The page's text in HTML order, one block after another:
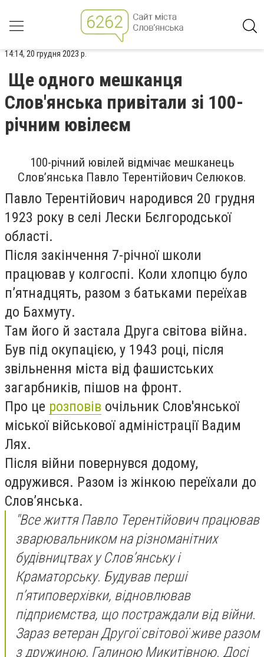
14:14, 20 грудня 2023 р.
Ще одного мешканця
Слов'янська привітали зі 100-
річним ювілеєм
100-річний ювілей відмічає мешканець
Словʼянська Павло Терентійович Селюков.
Павло Терентійович народився 20 грудня
1923 року в селі Лески Бєлгородської
області.
Після закінчення 7-річної школи
працював у колгоспі. Коли хлопцю було
пʼятнадцять, разом з батьками переїхав
до Бахмуту.
Там його й застала Друга світова війна.
Був під окупацією, у 1943 році, після
звільнення міста від фашистських
загарбників, пішов на фронт.
Про це розповів очільник Слов'янської
міської військової адміністрації Вадим
Лях.
Після війни повернувся додому,
одружився. Разом із жінкою переїхали до
Словʼянська.
"Все життя Павло Терентійович працював
зварювальником на різноманітних
будівництвах у Словʼянську і
Краматорську. Будував перші
пʼятиповерхівки, відновлював
підприємства, що постраждали від війни.
Зараз ветеран Другої світової живе разом
з дружиною, Галиною Микитівною. Досі